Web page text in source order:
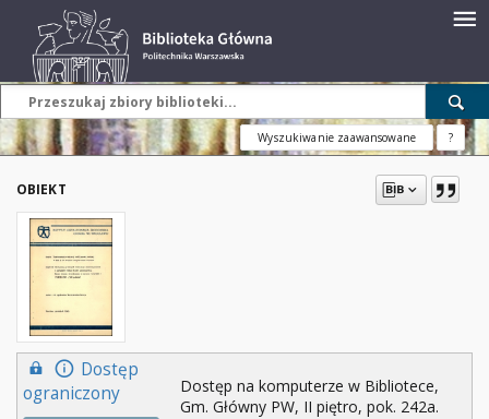
Wyszukiwanie zaawansowane ?
OBIEKT
Dostęp
ograniczony
Dostęp na komputerze w Bibliotece,
Gm. Główny PW, II piętro, pok. 242a.